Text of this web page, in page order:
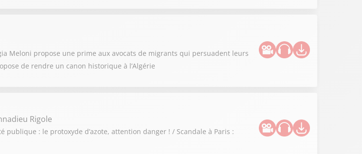
Meloni propose une prime aux avocats de migrants qui persuadent leurs
de rendre un canon historique à l’Algérie
Rigole
: le protoxyde d’azote, attention danger ! / Scandale à Paris :